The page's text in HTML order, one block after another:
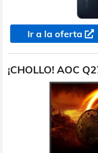
Ir a la oferta
¡CHOLLO! AOC